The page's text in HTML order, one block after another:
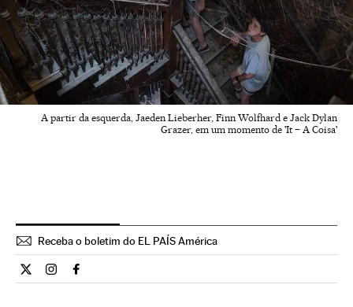
A partir da esquerda, Jaeden Lieberher, Finn Wolfhard e Jack Dylan
Grazer, em um momento de 'It – A Coisa'
Receba o boletim do EL PAÍS América
Cultura El País Brasil en Twitter
Cultura El País Brasil en Instagram
Cultura El País Brasil en Facebook